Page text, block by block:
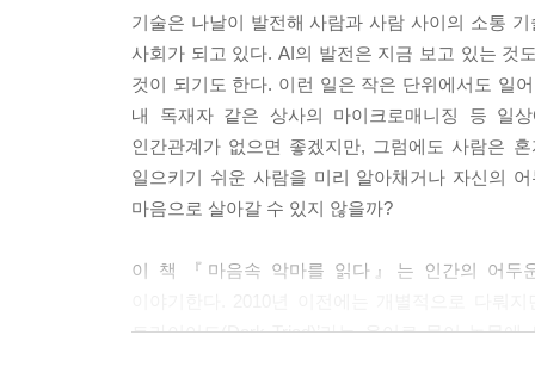
어둠의 3요소가 선호하는 직업?
어둠의 3요소 성향이 높은 것은 학대 탓?
진짜로 피해자일까? 애초에 피해자 의식을 갖기 쉬
제6장 마음속 악마를 길들이는 법
내면의 어둠의 3요소 성향을 알아내려면?
어둠의 3요소 테스트는 어떠한 방면에서 실시되고
사실 기만적 시그널링에는 미덕 시그널링(virtue
내는 경향이 높다고 한다. 미덕 시그널링이란 자
로는 선량하고 성실하지 않더라도 다른 사람에게
요한 일을 맡기시다니…”처럼 겸손하면서도 사람
--- 「제3장 악마들이 합체된 하나의 악마, 어둠의
일반적인 개인 특성으로서의 마조히즘 경향은 ‘
서의 가학적 성향(일상적 사디즘)으로 나뉘듯, 마
기술은 나날이 발전해 사람과 사람 사이의 소통
사회가 되고 있다. AI의 발전은 지금 보고 있는 것
것이 되기도 한다. 이런 일은 작은 단위에서도 일
내 독재자 같은 상사의 마이크로매니징 등 일
인간관계가 없으면 좋겠지만, 그럼에도 사람은
일으키기 쉬운 사람을 미리 알아채거나 자신의
마음으로 살아갈 수 있지 않을까?
이 책 『마음속 악마를 읽다』는 인간의 어두
트라이어드(Dark Triad)’라는 용어로 묶어 논문